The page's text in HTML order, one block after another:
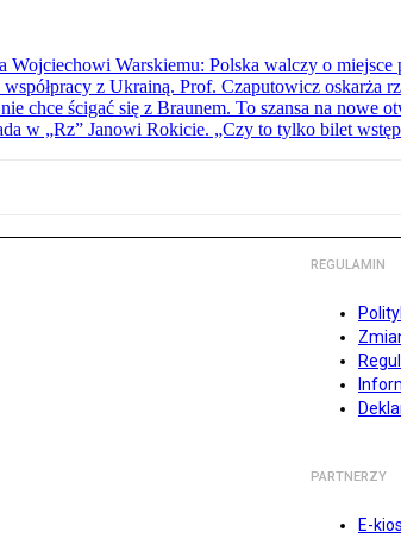
Wojciechowi Warskiemu: Polska walczy o miejsce
z Ukrainą. Prof. Czaputowicz oskarża
chce ścigać się z Braunem. To szansa na nowe
w „Rz” Janowi Rokicie. „Czy to tylko bilet
REGULAMIN
PARTNERZY
E-